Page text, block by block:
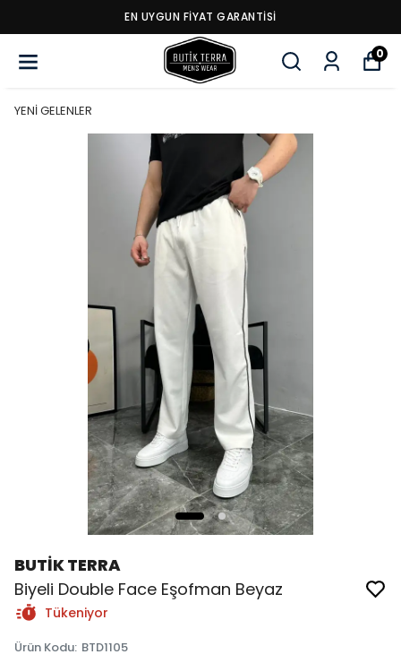
EN UYGUN FİYAT GARANTİSİ
0
YENİ GELENLER
BUTİK TERRA
Biyeli Double Face Eşofman Beyaz
Tükeniyor
Ürün Kodu: BTD1105